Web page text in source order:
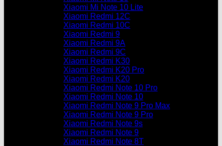
Xiaomi Mi Note 10 Lite
Xiaomi Redmi 12C
Xiaomi Redmi 10C
Xiaomi Redmi 9
Xiaomi Redmi 9A
Xiaomi Redmi 9C
Xiaomi Redmi K30
Xiaomi Redmi K20 Pro
Xiaomi Redmi K20
Xiaomi Redmi Note 10 Pro
Xiaomi Redmi Note 10
Xiaomi Redmi Note 9 Pro Max
Xiaomi Redmi Note 9 Pro
Xiaomi Redmi Note 9s
Xiaomi Redmi Note 9
Xiaomi Redmi Note 8T